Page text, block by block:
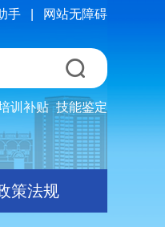
手 网站无障碍
训补贴 技能鉴定
策法规